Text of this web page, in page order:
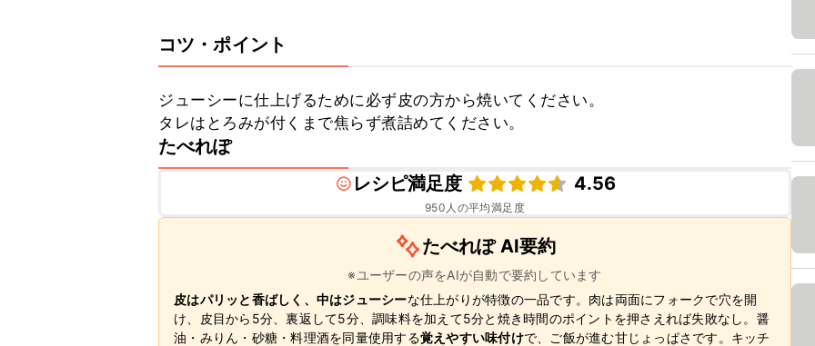
コツ・ポイント
ジューシーに仕上げるために必ず皮の方から焼いてください。
タレはとろみが付くまで焦らず煮詰めてください。
たべれぽ
レシピ満足度
4.56
950 人の平均満足度
たべれぽ AI要約
※ユーザーの声をAIが自動で要約しています
皮はパリッと香ばしく、中はジューシーな仕上がりが特徴の一品です。肉は両面にフォークで穴を開
け、皮目から5分、裏返して5分、調味料を加えて5分と焼き時間のポイントを押さえれば失敗なし。醤
油・みりん・砂糖・料理酒を同量使用する覚えやすい味付けで、ご飯が進む甘じょっぱさです。キッチ